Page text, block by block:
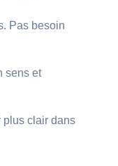
Pas besoin
sens et
plus clair dans